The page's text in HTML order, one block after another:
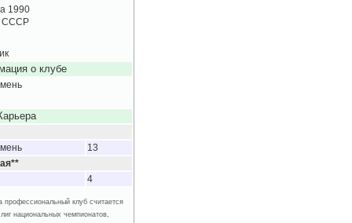
1990
СССР
о клубе
13
4
профессиональный клуб считается
национальных чемпионатов,